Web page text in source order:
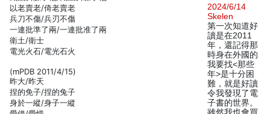
以老賣老/倚老賣老
兵刀不傷/兵刃不傷
一連批準了兩/一連批准了兩
衛土/衛士
電光火石/電光石火
(mPDB 2011/4/15)
昨大/昨天
捏的免子/捏的兔子
身於一縱/身子一縱
2024/6/14
Skelen
第一次知道好
讀是在2011
年，還記得那
時身在外國的
我要找<那些
年>是十分困
難，就是好讀
令我發現了電
子書的世界。